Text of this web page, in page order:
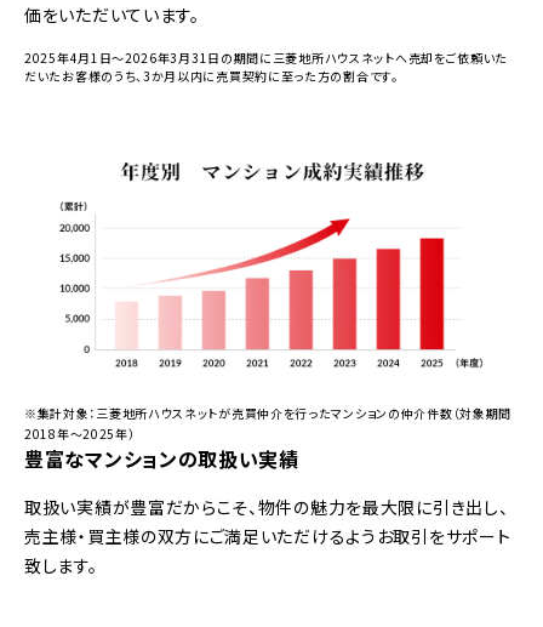
価をいただいています。
2025年4月1日～2026年3月31日の期間に三菱地所ハウスネットへ売却をご依頼いた
だいたお客様のうち、3か月以内に売買契約に至った方の割合です。
豊富なマンションの取扱い実績
取扱い実績が豊富だからこそ、物件の魅力を最大限に引き出し、
売主様・買主様の双方にご満足いただけるようお取引をサポート
致します。
※集計対象：三菱地所ハウスネットが売買仲介を行ったマンションの仲介件数（対象期間
2018年～2025年）